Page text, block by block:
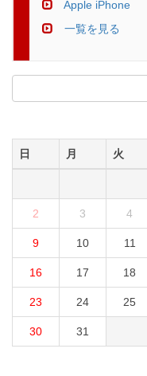
Apple iPhone
一覧を見る
日 月 火
2 3 4
9 10 11
16 17 18
23 24 25
30 31